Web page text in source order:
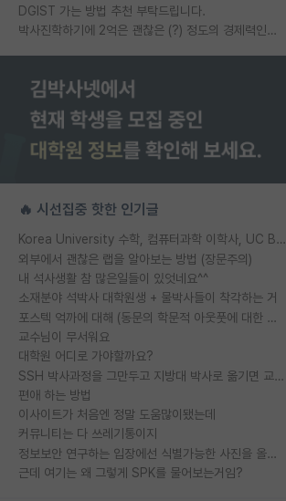
DGIST 가는 방법 추천 부탁드립니다.
박사진학하기에 2억은 괜찮은 (?) 정도의 경제력인가요
🔥 시선집중 핫한 인기글
Korea University 수학, 컴퓨터과학 이학사, UC Berkeley 산업공학 대학원 공학박사가 되는 것은 쉽지 않겠죠?
외부에서 괜찮은 랩을 알아보는 방법 (장문주의)
내 석사생활 참 많은일들이 있엇네요^^
소재분야 석박사 대학원생 + 물박사들이 착각하는 거
포스텍 억까에 대해 (동문의 학문적 아웃풋에 대한 반박)
교수님이 무서워요
대학원 어디로 가야할까요?
SSH 박사과정을 그만두고 지방대 박사로 옮기면 교수의 꿈은 끝일까요?
편애 하는 방법
이사이트가 처음엔 정말 도움많이됐는데
커뮤니티는 다 쓰레기통이지
정보보안 연구하는 입장에선 식별가능한 사진을 올리는건 비추이긴함
근데 여기는 왜 그렇게 SPK를 물어보는거임?